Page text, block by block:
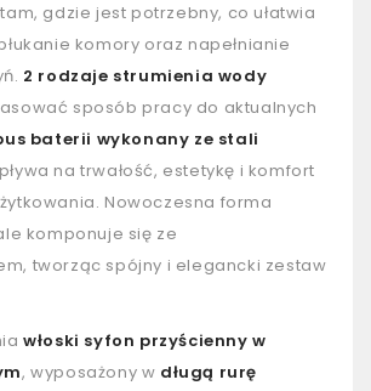
gdzie jest potrzebny, co ułatwia
komory oraz napełnianie
2 rodzaje strumienia wody
sposób pracy do aktualnych
baterii wykonany ze stali
na trwałość, estetykę i komfort
Nowoczesna forma
komponuje się ze
tworząc spójny i elegancki zestaw
włoski syfon przyścienny w
, wyposażony w długą rurę